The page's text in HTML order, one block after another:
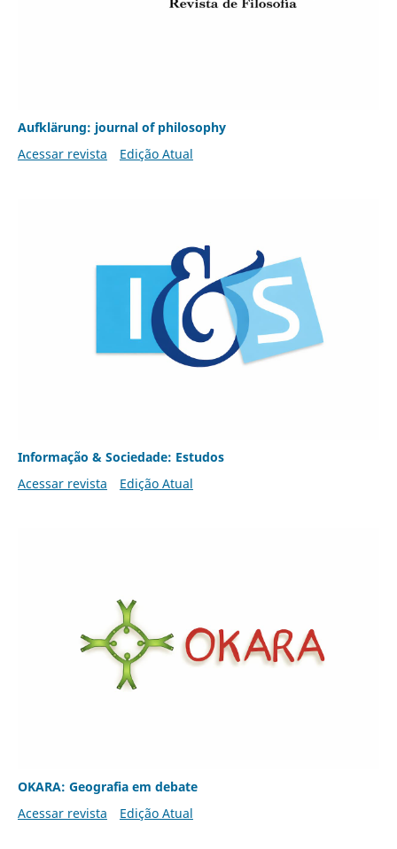
Aufklärung: journal of philosophy
Acessar revista
Edição Atual
Informação & Sociedade: Estudos
Acessar revista
Edição Atual
OKARA: Geografia em debate
Acessar revista
Edição Atual